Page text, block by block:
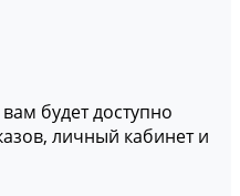
будет доступно
личный кабинет и